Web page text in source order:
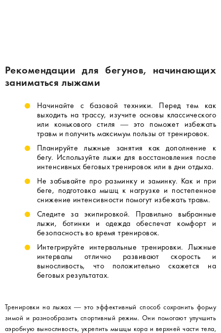
Рекомендации для бегунов, начинающих
заниматься лыжами
Начинайте с базовой техники. Перед тем как
выходить на трассу, изучите основы классического
или конькового стиля — это поможет избежать
травм и получить максимум пользы от тренировок.
Планируйте лыжные занятия как дополнение к
бегу. Используйте лыжи для восстановления после
интенсивных беговых тренировок или в дни отдыха.
Не забывайте про разминку и заминку. Как и при
беге, подготовка мышц к нагрузке и постепенное
снижение интенсивности помогут избежать травм.
Следите за экипировкой. Правильно выбранные
лыжи, ботинки и одежда обеспечат комфорт и
безопасность во время тренировок.
Интегрируйте интервальные тренировки. Лыжные
интервалы отлично развивают скорость и
выносливость, что положительно скажется на
беговых результатах.
Тренировки на лыжах — это эффективный способ сохранить форму
зимой и разнообразить спортивный режим. Они помогают улучшить
аэробную выносливость, укрепить мышцы кора и верхней части тела,